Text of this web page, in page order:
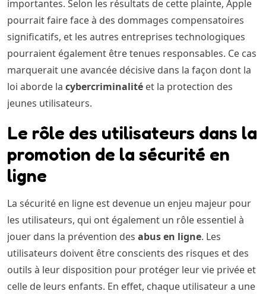
importantes. Selon les résultats de cette plainte, Apple
pourrait faire face à des dommages compensatoires
significatifs, et les autres entreprises technologiques
pourraient également être tenues responsables. Ce cas
marquerait une avancée décisive dans la façon dont la
loi aborde la cybercriminalité et la protection des
jeunes utilisateurs.
Le rôle des utilisateurs dans la
promotion de la sécurité en
ligne
La sécurité en ligne est devenue un enjeu majeur pour
les utilisateurs, qui ont également un rôle essentiel à
jouer dans la prévention des abus en ligne. Les
utilisateurs doivent être conscients des risques et des
outils à leur disposition pour protéger leur vie privée et
celle de leurs enfants. En effet, chaque utilisateur a une